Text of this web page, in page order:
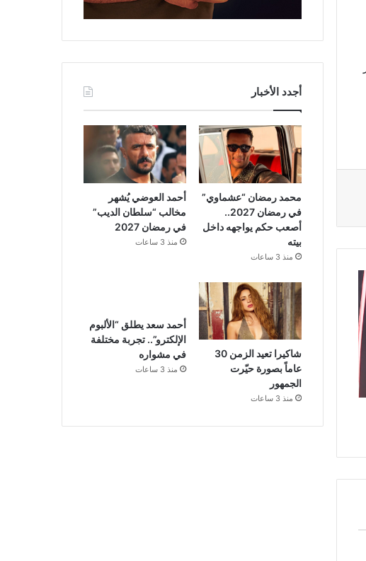
أجدد الأخبار
محمد رمضان “عشماوي”
في رمضان 2027..
أصعب حكم يواجهه داخل
بيته
منذ 3 ساعات
أحمد العوضي يُشهر
مخالب “سلطان الديب”
في رمضان 2027
منذ 3 ساعات
شاكيرا تعيد الزمن 30
عاماً بصورة حيّرت
الجمهور
منذ 3 ساعات
أحمد سعد يطلق “الألبوم
الإلكترو”.. تجربة مختلفة
في مشواره
منذ 3 ساعات